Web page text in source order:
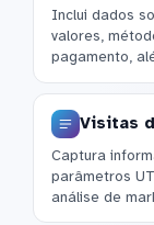
Inclui dados
valores,
pagamento,
Visitas
Captura
parâmetros
análise de